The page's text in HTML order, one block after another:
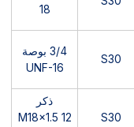
18
S30
3/4 بوصة
UNF-16
S30
ذكر
M18x1.5 12